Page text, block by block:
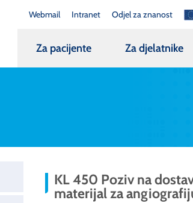
Webmail Intranet Odjel za znanost
Za pacijente Za djelatnike
KL 450 Poziv na
materijal za